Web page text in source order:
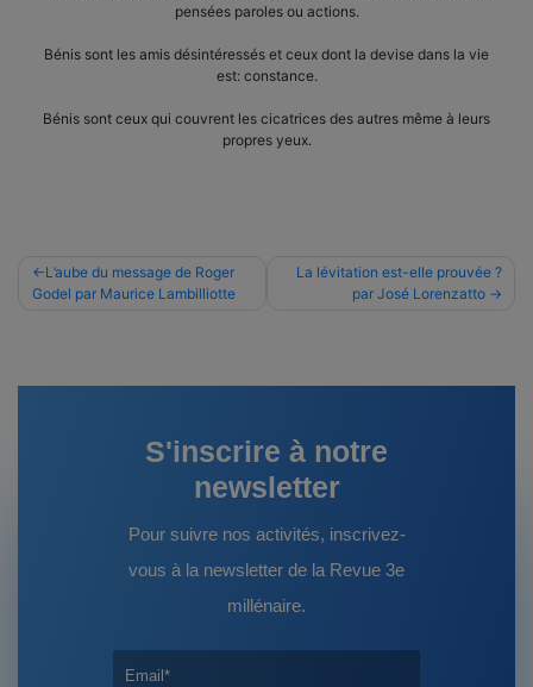
pensées paroles ou actions.
Bénis sont les amis désintéressés et ceux dont la devise dans la vie
est: constance.
Bénis sont ceux qui couvrent les cicatrices des autres même à leurs
propres yeux.
Navigation
de
L’aube du message de Roger
Godel par Maurice Lambilliotte
La lévitation est-elle prouvée ?
par José Lorenzatto
S'inscrire à notre
newsletter
Pour suivre nos activités, inscrivez-
vous à la newsletter de la Revue 3e
millénaire.